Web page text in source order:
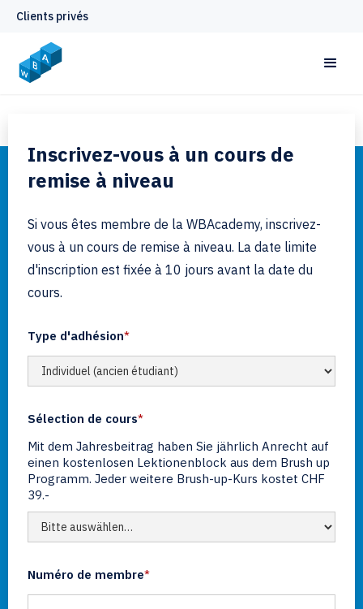
Clients privés
Inscrivez-vous à un cours de
remise à niveau
Si vous êtes membre de la WBAcademy, inscrivez-
vous à un cours de remise à niveau. La date limite
d'inscription est fixée à 10 jours avant la date du
cours.
Type d'adhésion*
Sélection de cours*
Mit dem Jahresbeitrag haben Sie jährlich Anrecht auf
einen kostenlosen Lektionenblock aus dem Brush up
Programm. Jeder weitere Brush-up-Kurs kostet CHF
39.-
Numéro de membre*